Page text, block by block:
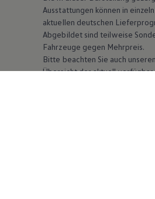
Ausstattungen können in
aktuellen deutschen
Abgebildet sind teilweise
Fahrzeuge gegen Mehrpreis.
Bitte beachten Sie auch
Übersicht der aktuell